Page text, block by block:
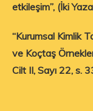
etkileşim”, (İki
“Kurumsal Kimlik
ve Koçtaş
Cilt II, Sayı 22, s.